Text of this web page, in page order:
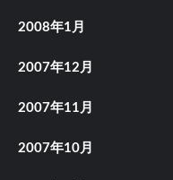
2008年1月
2007年12月
2007年11月
2007年10月